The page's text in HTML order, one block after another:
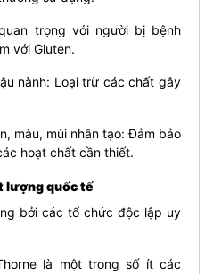
trọng với người bị bệnh
với Gluten.
nành: Loại trừ các chất gây
màu, mùi nhân tạo: Đảm bảo
hoạt chất cần thiết.
lượng quốc tế
bởi các tổ chức độc lập uy
là một trong số ít các